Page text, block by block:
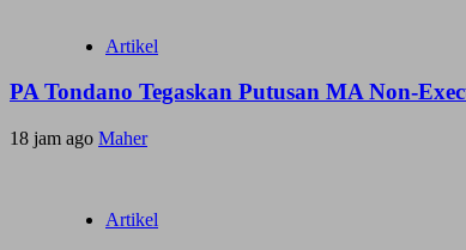
Artikel
PA Tondano Tegaskan Putusan MA Non-
18 jam ago Maher
Artikel